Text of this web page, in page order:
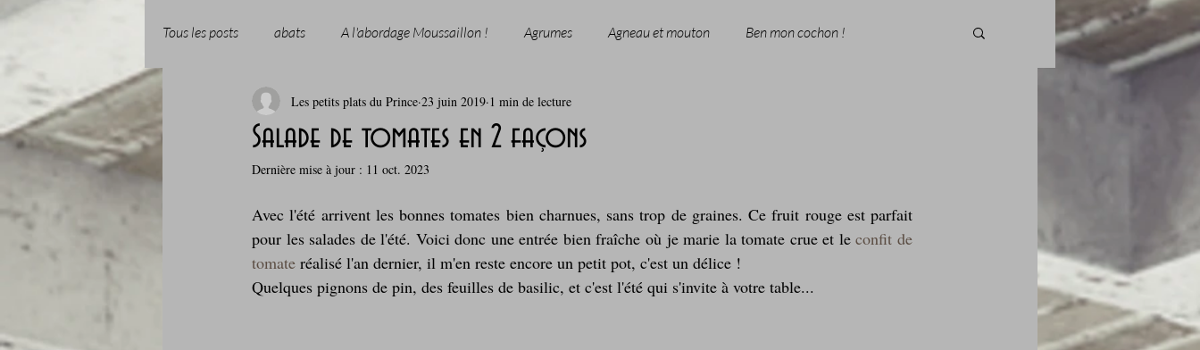
Tous les posts abats A l'abordage Moussaillon ! Agrumes Agneau et mouton Ben mon cochon !
Boissons et cocktails Boulangerie Breakfast c'est la rentrée !
Comfort food, les recettes doudou Coquillages et crustacés
Cuisine du Camping Déjeuner sur l'herbe Desserts - glaces - pâtisserie Finger food, snack Foire au vin
Salade de tomates en 2 façons
Les petits plats du Prince 23 juin 2019 1 min de lecture
Dernière mise à jour : 11 oct. 2023
Avec l'été arrivent les bonnes tomates bien charnues, sans trop de graines. Ce fruit rouge est parfait
pour les salades de l'été. Voici donc une entrée bien fraîche où je marie la tomate crue et le confit de
tomate réalisé l'an dernier, il m'en reste encore un petit pot, c'est un délice !
Quelques pignons de pin, des feuilles de basilic, et c'est l'été qui s'invite à votre table...